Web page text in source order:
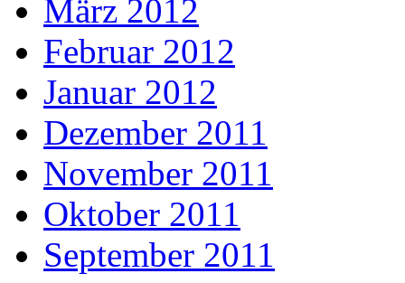
März 2012
Februar 2012
Januar 2012
Dezember 2011
November 2011
Oktober 2011
September 2011